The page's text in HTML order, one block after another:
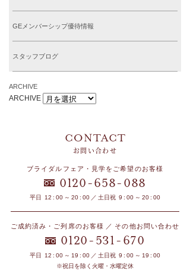
GEメンバーシップ優待情報
スタッフブログ
ARCHIVE
ARCHIVE
お問い合わせ
ブライダルフェア・見学をご希望のお客様
0120 -658- 088
平日 12 : 00 ～ 20 : 00 ／ 土日祝 9 : 00 ～ 20 : 00
ご成約済み・ご列席のお客様 ／ その他お問い合わせ
0120 - 531 - 670
平日 12 : 00 ～ 19 : 00 ／ 土日祝 9 : 00 ～ 19 : 00
※祝日を除く火曜・水曜定休